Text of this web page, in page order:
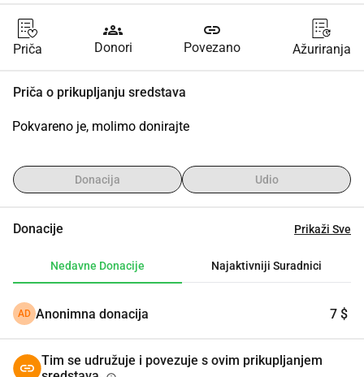
Priča
groups
Donori
link
Povezano Ažuriranja
Priča o prikupljanju sredstava
Pokvareno je, molimo donirajte
Donacija Udio
Donacije Prikaži Sve
Nedavne Donacije Najaktivniji Suradnici
AD Anonimna donacija 7 $
Tim se udružuje i povezuje s ovim prikupljanjem